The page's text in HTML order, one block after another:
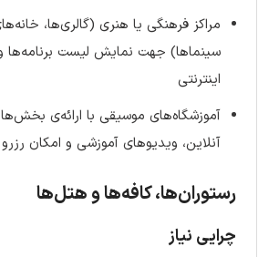
مراکز فرهنگی یا هنری (گالری‌ها،
سینماها) جهت نمایش لیست برنامه‌ها
اینترنتی
آموزشگاه‌های موسیقی با ارائه‌ی
آنلاین، ویدیوهای آموزشی و امکان
رستوران‌ها، کافه‌ها و هتل‌ها
چرایی نیاز